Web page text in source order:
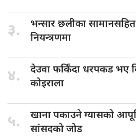
३. भन्सार छलीका
नियन्त्रणमा
४. देउवा फर्किँदा धरपकड भए
कोइराला
५. खाना पकाउनेग्यासको
सांसदको जोड